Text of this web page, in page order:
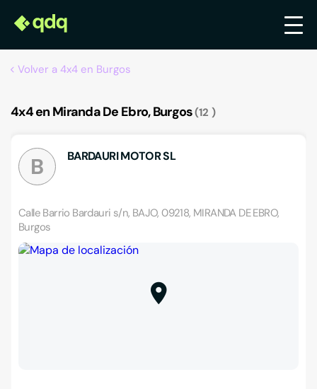
Volver a 4x4 en Burgos
4x4 en Miranda De Ebro, Burgos 12
B BARDAURI MOTOR SL
Calle Barrio Bardauri s/n, BAJO, 09218, MIRANDA DE EBRO,
Burgos